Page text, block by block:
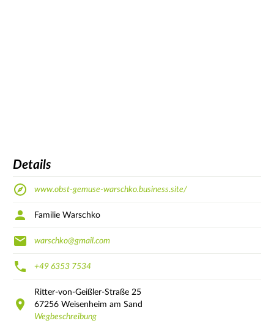
Details
www.obst-gemuse-warschko.business.site/
Familie Warschko
warschko@gmail.com
+49 6353 7534
Ritter-von-Geißler-Straße 25
67256 Weisenheim am Sand
Wegbeschreibung